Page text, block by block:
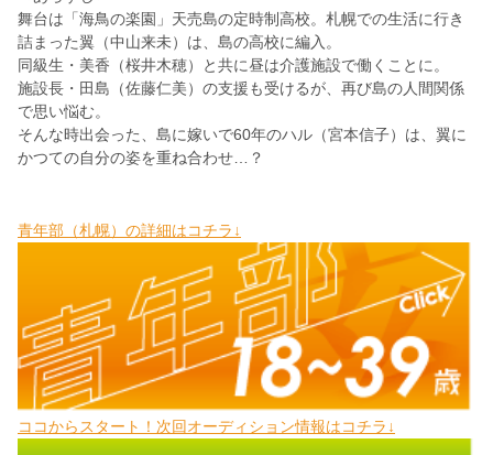
舞台は「海鳥の楽園」天売島の定時制高校。札幌での生活に行き
詰まった翼（中山来未）は、島の高校に編入。
同級生・美香（桜井木穂）と共に昼は介護施設で働くことに。
施設長・田島（佐藤仁美）の支援も受けるが、再び島の人間関係
で思い悩む。
そんな時出会った、島に嫁いで60年のハル（宮本信子）は、翼に
かつての自分の姿を重ね合わせ…？
青年部（札幌）の詳細はコチラ↓
ココからスタート！次回オーディション情報はコチラ↓